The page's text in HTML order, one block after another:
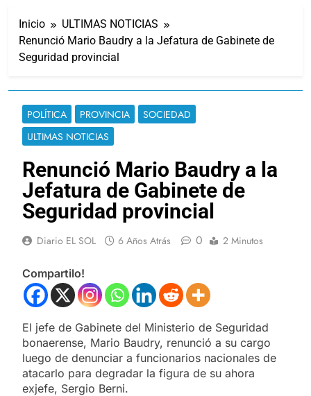
Inicio
ULTIMAS NOTICIAS
Renunció Mario Baudry a la Jefatura de Gabinete de
Seguridad provincial
POLÍTICA PROVINCIA
SOCIEDAD
ULTIMAS NOTICIAS
Renunció Mario Baudry a la
Jefatura de Gabinete de
Seguridad provincial
Diario EL SOL 6 Años Atrás 0 2 Minutos
Compartilo!
El jefe de Gabinete del Ministerio de Seguridad
bonaerense, Mario Baudry, renunció a su cargo
luego de denunciar a funcionarios nacionales de
atacarlo para degradar la figura de su ahora
exjefe, Sergio Berni.